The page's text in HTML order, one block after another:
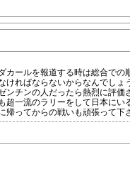
カールを報道する時は総合での
ければならないからなんでしょ
ンチンの人だったら熱烈に評価
超一流のラリーをして日本にい
帰ってからの戦いも頑張って下